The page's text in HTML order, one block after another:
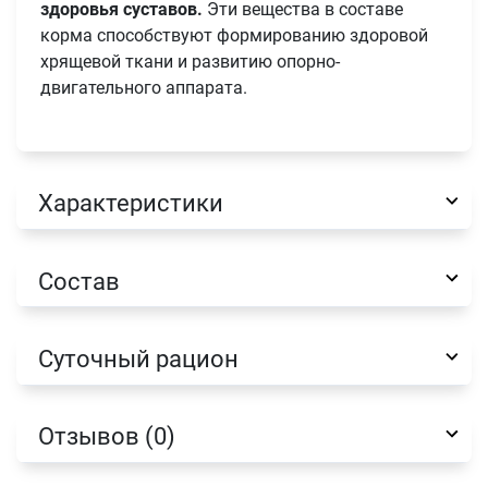
здоровья суставов. Эти вещества в составе
корма способствуют формированию здоровой
хрящевой ткани и развитию опорно-
двигательного аппарата.
Характеристики
Состав
Суточный рацион
Отзывов (0)
Оформить заказ
Имя
Телефон
E-mail
отправить